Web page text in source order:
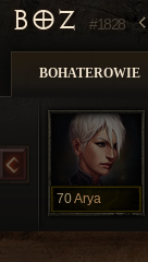
BOZ #1828
BOHATEROWIE
70Arya